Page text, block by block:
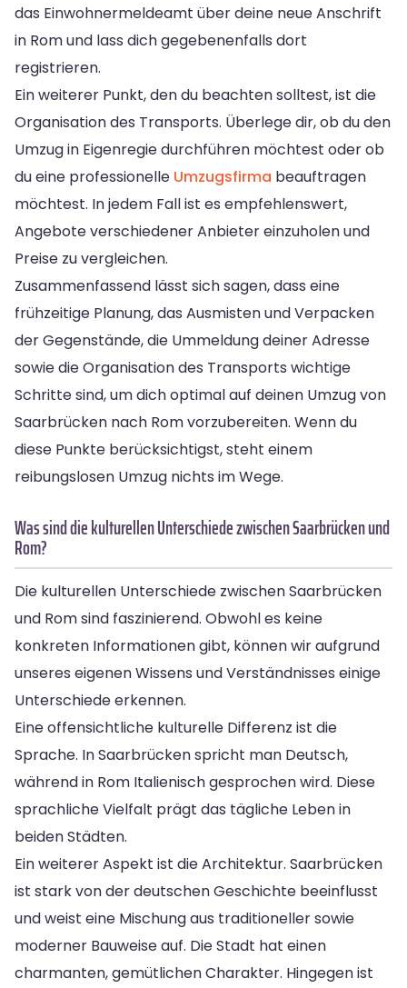
das Einwohnermeldeamt über deine neue Anschrift
in Rom und lass dich gegebenenfalls dort
registrieren.
Ein weiterer Punkt, den du beachten solltest, ist die
Organisation des Transports. Überlege dir, ob du den
Umzug in Eigenregie durchführen möchtest oder ob
du eine professionelle Umzugsfirma beauftragen
möchtest. In jedem Fall ist es empfehlenswert,
Angebote verschiedener Anbieter einzuholen und
Preise zu vergleichen.
Zusammenfassend lässt sich sagen, dass eine
frühzeitige Planung, das Ausmisten und Verpacken
der Gegenstände, die Ummeldung deiner Adresse
sowie die Organisation des Transports wichtige
Schritte sind, um dich optimal auf deinen Umzug von
Saarbrücken nach Rom vorzubereiten. Wenn du
diese Punkte berücksichtigst, steht einem
reibungslosen Umzug nichts im Wege.
Was sind die kulturellen Unterschiede zwischen Saarbrücken und
Rom?
Die kulturellen Unterschiede zwischen Saarbrücken
und Rom sind faszinierend. Obwohl es keine
konkreten Informationen gibt, können wir aufgrund
unseres eigenen Wissens und Verständnisses einige
Unterschiede erkennen.
Eine offensichtliche kulturelle Differenz ist die
Sprache. In Saarbrücken spricht man Deutsch,
während in Rom Italienisch gesprochen wird. Diese
sprachliche Vielfalt prägt das tägliche Leben in
beiden Städten.
Ein weiterer Aspekt ist die Architektur. Saarbrücken
ist stark von der deutschen Geschichte beeinflusst
und weist eine Mischung aus traditioneller sowie
moderner Bauweise auf. Die Stadt hat einen
charmanten, gemütlichen Charakter. Hingegen ist